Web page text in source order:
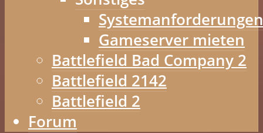
Systemanforderungen
Gameserver mieten
Battlefield Bad Company 2
Battlefield 2142
Battlefield 2
Forum